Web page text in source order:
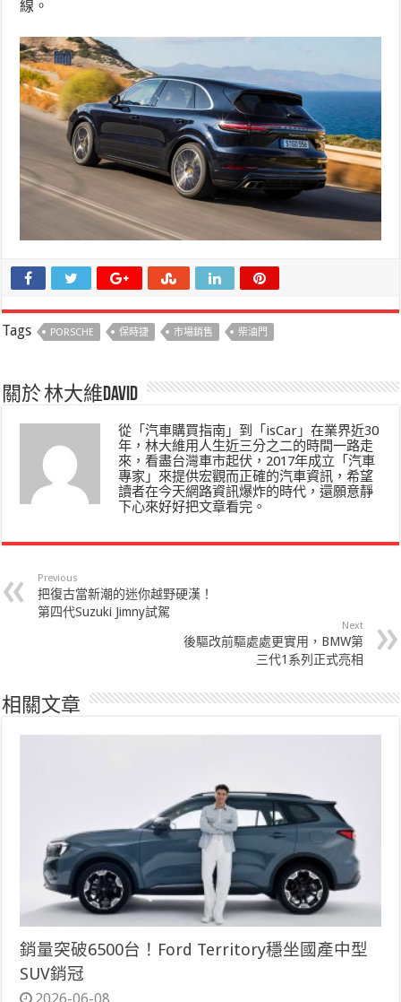
線。
Tags PORSCHE 保時捷 市場銷售 柴油門
關於 林大維David
從「汽車購買指南」到「isCar」在業界近30
年，林大維用人生近三分之二的時間一路走
來，看盡台灣車市起伏，2017年成立「汽車
專家」來提供宏觀而正確的汽車資訊，希望
讀者在今天網路資訊爆炸的時代，還願意靜
下心來好好把文章看完。
Previous
把復古當新潮的迷你越野硬漢！
第四代Suzuki Jimny試駕
Next
後驅改前驅處處更實用，BMW第
三代1系列正式亮相
相關文章
銷量突破6500台！Ford Territory穩坐國產中型
SUV銷冠